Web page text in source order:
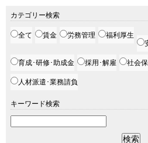
カテゴリー検索
全て 賃金 労務管理
福利厚生
育成･研修･助成金 採用･解雇 社会
人材派遣･業務請負
キーワード検索